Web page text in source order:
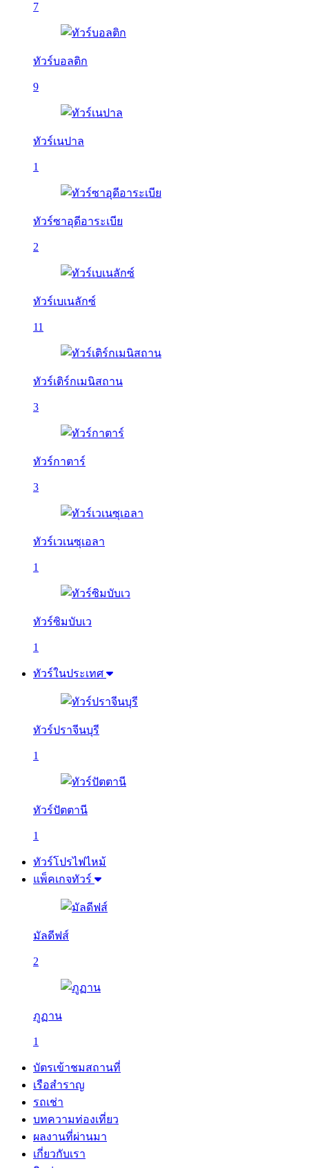
7
ทัวร์บอลติก
9
ทัวร์เนปาล
1
ทัวร์ซาอุดีอาระเบีย
2
ทัวร์เบเนลักซ์
11
ทัวร์เติร์กเมนิสถาน
3
ทัวร์กาตาร์
3
ทัวร์เวเนซุเอลา
1
ทัวร์ซิมบับเว
1
ทัวร์ในประเทศ
ทัวร์ปราจีนบุรี
1
ทัวร์ปัตตานี
1
ทัวร์โปรไฟไหม้
แพ็คเกจทัวร์
มัลดีฟส์
2
ภูฏาน
1
บัตรเข้าชมสถานที่
เรือสำราญ
รถเช่า
บทความท่องเที่ยว
ผลงานที่ผ่านมา
เกี่ยวกับเรา